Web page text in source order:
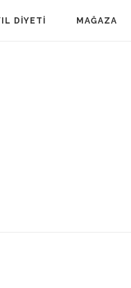
DIYETI MAĞAZA